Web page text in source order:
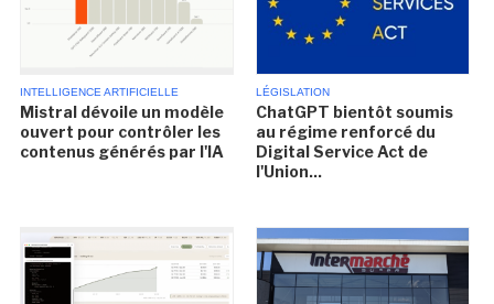
INTELLIGENCE ARTIFICIELLE
Mistral dévoile un modèle
ouvert pour contrôler les
contenus générés par l'IA
LÉGISLATION
ChatGPT bientôt soumis
au régime renforcé du
Digital Service Act de
l'Union...